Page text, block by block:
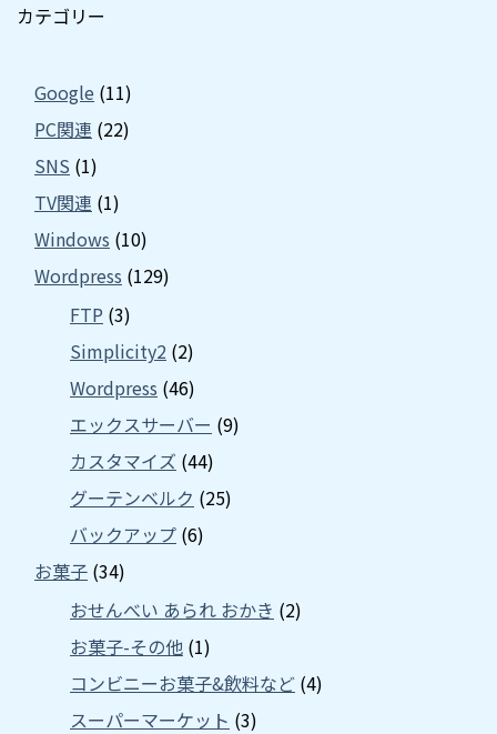
カテゴリー
Google (11)
PC関連 (22)
SNS (1)
TV関連 (1)
Windows (10)
Wordpress (129)
FTP (3)
Simplicity2 (2)
Wordpress (46)
エックスサーバー (9)
カスタマイズ (44)
グーテンベルク (25)
バックアップ (6)
お菓子 (34)
おせんべい あられ おかき (2)
お菓子-その他 (1)
コンビニーお菓子&飲料など (4)
スーパーマーケット (3)